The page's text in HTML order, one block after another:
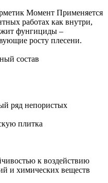
Момент Применяется
работах как внутри,
фунгициды –
росту плесени.
состав
ряд непористых
плитка
к воздействию
и химических веществ